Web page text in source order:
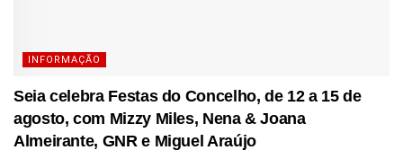
INFORMAÇÃO
Seia celebra Festas do Concelho, de 12 a 15 de
agosto, com Mizzy Miles, Nena & Joana
Almeirante, GNR e Miguel Araújo